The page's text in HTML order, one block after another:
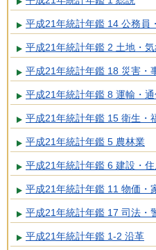
平成21年統計年鑑 14 公務員
平成21年統計年鑑 2 土地・気
平成21年統計年鑑 18 災害・
平成21年統計年鑑 8 運輸・
平成21年統計年鑑 15 衛生・
平成21年統計年鑑 5 農林業
平成21年統計年鑑 6 建設・
平成21年統計年鑑 11 物価・
平成21年統計年鑑 17 司法・
平成21年統計年鑑 1-2 沿革